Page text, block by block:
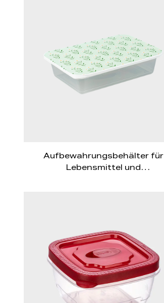
Aufbewahrungsbehälter für
Lebensmittel und